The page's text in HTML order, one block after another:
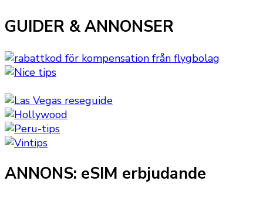
GUIDER & ANNONSER
ANNONS: eSIM erbjudande